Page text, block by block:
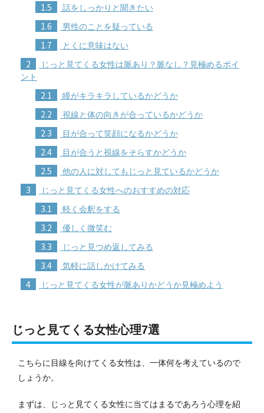
1.5 話をしっかりと聞きたい
1.6 男性のことを疑っている
1.7 とくに意味はない
2
じっと見てくる女性は脈あり？脈なし？見極めるポイ
ント
2.1 瞳がキラキラしているかどうか
2.2 視線と体の向きが合っているかどうか
2.3 目が合って笑顔になるかどうか
2.4 目が合うと視線をそらすかどうか
2.5 他の人に対してもじっと見ているかどうか
3 じっと見てくる女性へのおすすめの対応
3.1 軽く会釈をする
3.2 優しく微笑む
3.3 じっと見つめ返してみる
3.4 気軽に話しかけてみる
4 じっと見てくる女性が脈ありかどうか見極めよう
じっと見てくる女性心理7選
こちらに目線を向けてくる女性は、一体何を考えているので
しょうか。
まずは、じっと見てくる女性に当てはまるであろう心理を紹